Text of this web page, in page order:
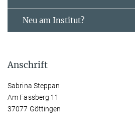
Neu am Institut?
Anschrift
Sabrina Steppan
Am Fassberg 11
37077 Göttingen